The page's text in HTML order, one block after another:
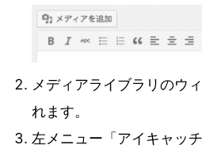
メディアライブラリのウ
れます。
左メニュー「アイキャッ